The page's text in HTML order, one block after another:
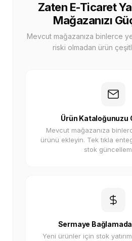
Zaten E-Ticaret
Mağazanızı
Mevcut mağazanıza binlerce
riski olmadan ürün
Ürün Kataloğunuzu
Mevcut mağazanıza
ürünü ekleyin. Tek tıkla
stok
Sermaye
Yeni ürünler için stok